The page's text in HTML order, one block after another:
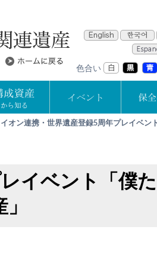
色合い
イオン連携・世界遺産登録5周年プレイベン
イベント「僕